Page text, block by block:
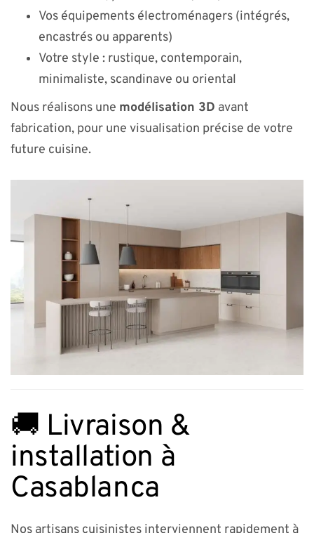
Vos équipements électroménagers (intégrés,
encastrés ou apparents)
Votre style : rustique, contemporain,
minimaliste, scandinave ou oriental
Nous réalisons une modélisation 3D avant
fabrication, pour une visualisation précise de votre
future cuisine.
🚚 Livraison &
installation à
Casablanca
Nos artisans cuisinistes interviennent rapidement à